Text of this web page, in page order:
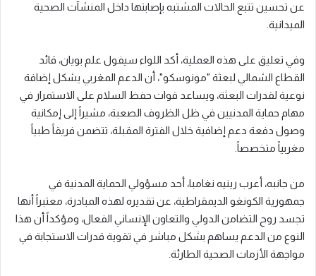
عن تحسين تتبع الحالات المشتبه بإصابتها داخل المنشآت الصحية
الميدانية.
وفي تعليق على هذه العملية، أكد اللواء سيفول علم بويان، قائد
القطاع الشمالي لبعثة "مونوسكو"، أن الدعم المغربي يشكل إضافة
نوعية لقدرات البعثة، ويساعد قوات حفظ السلام على الاستمرار في
مهام حماية المدنيين في ظل الظروف الصعبة، مشيراً إلى إمكانية
وصول دفعة دعم إضافية خلال الفترة المقبلة، تتضمن فريقاً طبياً
مغربياً متخصصاً.
من جانبه، أعرب رينيه نغامبا، أحد مسؤولي الحماية المدنية في
جمهورية الكونغو الديمقراطية، عن تقديره لهذه المبادرة، معتبراً أنها
تجسد روح التضامن الدولي والتعاون الإنساني الفعال، ومؤكداً أن هذا
النوع من الدعم يساهم بشكل مباشر في تقوية قدرات الاستجابة في
مواجهة الأزمات الصحية الطارئة.